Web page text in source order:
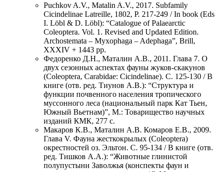
Puchkov A.V., Matalin A.V., 2017. Subfamily
Cicindelinae Latreille, 1802, P. 217-249 / In book (Eds
I. Löbl & D. Löbl): “Catalogue of Palaearctic
Coleoptera. Vol. 1. Revised and Updated Edition.
Archostemata – Myxophaga – Adephaga”, Brill,
XXXIV + 1443 pp.
Федоренко Д.Н., Маталин А.В., 2011. Глава 7. О
двух сезонных аспектах фауны жуков-скакунов
(Coleoptera, Carabidae: Cicindelinae). С. 125-130 / В
книге (отв. ред. Тиунов А.В.): “Структура и
функции почвенного населения тропического
муссонного леса (национальный парк Кат Тьен,
Южный Вьетнам)”, М.: Товарищество научных
изданий КМК, 277 с.
Макаров К.В., Маталин А.В. Комаров Е.В., 2009.
Глава V. Фауна жесткокрылых (Coleoptera)
окрестностей оз. Эльтон. С. 95-134 / В книге (отв.
ред. Тишков А.А.): “Животные глинистой
полупустыни Заволжья (конспекты фаун и